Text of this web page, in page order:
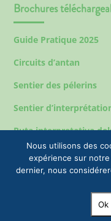
Brochures
Guide Pratique 2025
Circuits d’antan
Sentier des pélerins
Sentier
Ruta interpretativa
© 2023 EPIC
Nous utilisons des
expérience sur
dernier, nous
Ok